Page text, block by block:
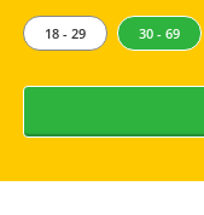
18 - 29 30 - 69